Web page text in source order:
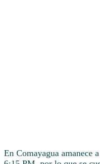
En Comayagua amanece